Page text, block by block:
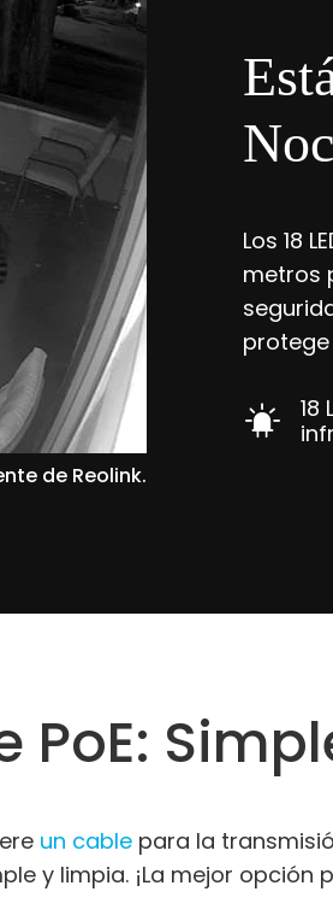
de Reolink.
Los 18
metros
18
un cable para la
y limpia. ¡La mejor opción